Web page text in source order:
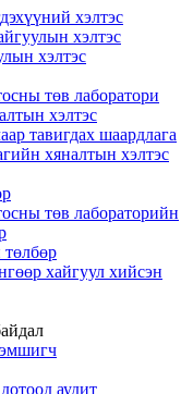
хэлтэс
хэлтэс
хэлтэс
төв лаборатори
хэлтэс
тавигдах шаардлага
хяналтын хэлтэс
төв лабораторийн
хайгуул хийсэн
аудит